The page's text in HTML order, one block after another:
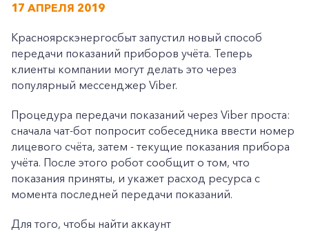
17 АПРЕЛЯ 2019
Красноярскэнергосбыт запустил новый способ
передачи показаний приборов учёта. Теперь
клиенты компании могут делать это через
популярный мессенджер Viber.
Процедура передачи показаний через Viber проста:
сначала чат-бот попросит собеседника ввести номер
лицевого счёта, затем - текущие показания прибора
учёта. После этого робот сообщит о том, что
показания приняты, и укажет расход ресурса с
момента последней передачи показаний.
Для того, чтобы найти аккаунт